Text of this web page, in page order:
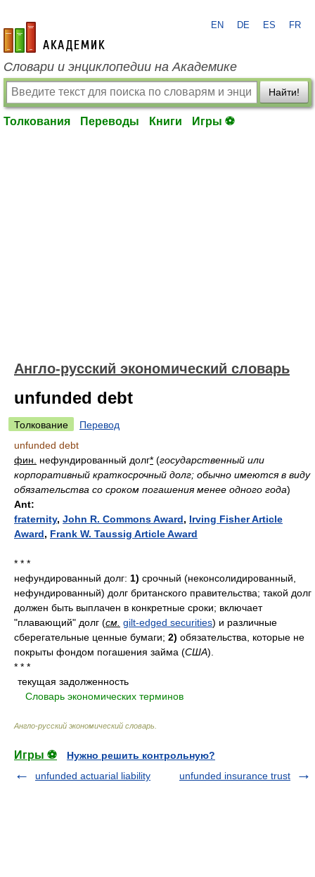
academic.ru
EN DE ES FR
Словари и энциклопедии на Академике
Найти!
Толкования Переводы Книги Игры ⚽
Англо-русский экономический словарь
unfunded debt
Толкование
Перевод
unfunded debt
фин.
нефундированный долг* (государственный или
корпоративный краткосрочный долг; обычно имеются в виду
обязательства со сроком погашения менее одного года)
Ant:
fraternity, John R. Commons Award, Irving Fisher Article
Award, Frank W. Taussig Article Award
* * *
нефундированный долг: 1) срочный (неконсолидированный,
нефундированный) долг британского правительства; такой долг
должен быть выплачен в конкретные сроки; включает
"плавающий" долг (см. gilt-edged securities) и различные
сберегательные ценные бумаги; 2) обязательства, которые не
покрыты фондом погашения займа (США)
* * *
текущая задолженность
Словарь экономических терминов
Англо-русский экономический словарь
Игры ⚽
Нужно решить контрольную?
unfunded actuarial liability
unfunded insurance trust